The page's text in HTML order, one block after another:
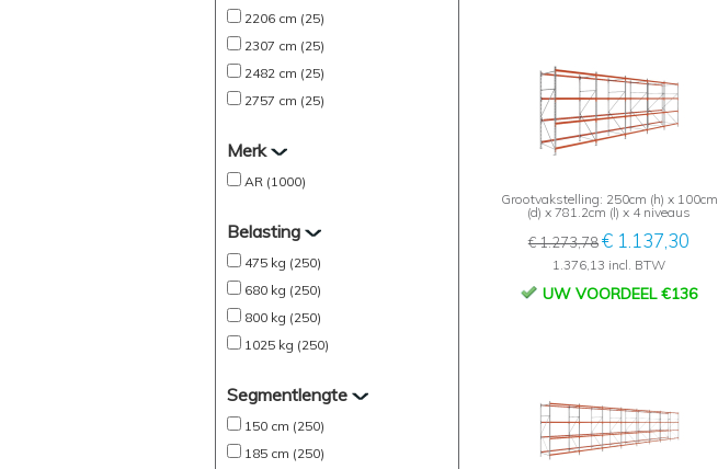
2206 cm (25)
2307 cm (25)
2482 cm (25)
2757 cm (25)
Merk
AR (1000)
Belasting
475 kg (250)
680 kg (250)
800 kg (250)
1025 kg (250)
Segmentlengte
150 cm (250)
185 cm (250)
Grootvakstelling: 250cm (h) x 100cm
(d) x 781.2cm (l) x 4 niveaus
€ 1.273,78€ 1.137,30
1.376,13 incl. BTW
UW VOORDEEL €136